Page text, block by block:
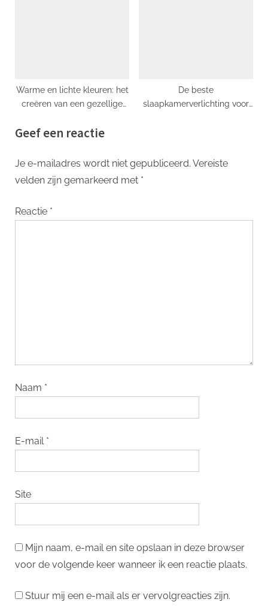
Warme en lichte kleuren: het
creëren van een gezellige
De beste
slaapkamerverlichting voor
Geef een reactie
Je e-mailadres wordt niet gepubliceerd. Vereiste
velden zijn gemarkeerd met *
Reactie *
Naam *
E-mail *
Site
Mijn naam, e-mail en site opslaan in deze browser
voor de volgende keer wanneer ik een reactie plaats.
Stuur mij een e-mail als er vervolgreacties zijn.